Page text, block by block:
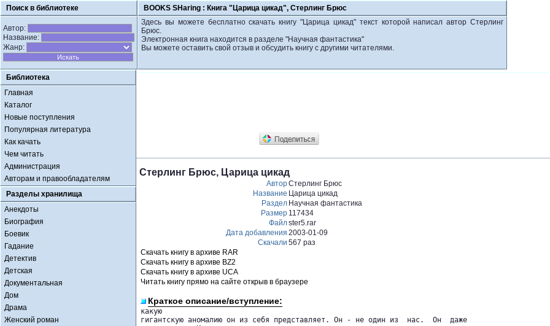
Поиск в библиотеке BOOKS SHaring : Книга "Царица цикад", Стерлинг Брюс
Автор:
Название:
Жанр:
Здесь вы можете бесплатно скачать книгу "Царица цикад" текст которой написал автор Стерлинг
Брюс.
Электронная книга находится в разделе "Научная фантастика"
Вы можете оставить свой отзыв и обсудить книгу с другими читателями.
Библиотека
Главная
Каталог
Новые поступления
Популярная литература
Как качать
Чем читать
Администрация
Авторам и правообладателям
Разделы хранилища
Анекдоты
Биография
Боевик
Гадание
Детектив
Детская
Документальная
Дом
Драма
Женский роман
Стерлинг Брюс, Царица цикад
АвторСтерлинг Брюс
Название Царица цикад
Раздел Научная фантастика
Размер 117434
Файлster5.rar
Дата добавления 2003-01-09
Скачали 567 раз
Скачать книгу в архиве RAR
Скачать книгу в архиве BZ2
Скачать книгу в архиве UCA
Читать книгу прямо на сайте открыв в браузере
Краткое описание/вступление:
какую
гигантскую аномалию он из себя представляет. Он - не один из  нас.  Он  даже